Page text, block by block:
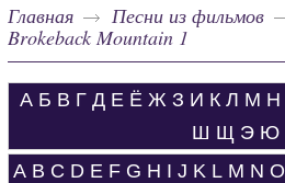
Главная Песни из фильмов
Brokeback Mountain 1
А Б В Г Д Е Ё Ж З И К Л М Н
Ш Щ Э Ю
A B C D E F G H I J K L M N O